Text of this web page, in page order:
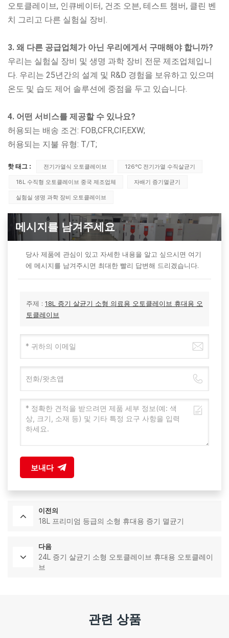
오토클레이브, 인큐베이터, 건조 오븐, 테스트 챔버, 클린 벤
치 그리고 다른 실험실 장비.
3. 왜 다른 공급업체가 아닌 우리에게서 구매해야 합니까?
우리는 실험실 장비 및 생명 과학 장비 전문 제조업체입니
다. 우리는 25년간의 설계 및 R&D 경험을 보유하고 있으며
온도 및 습도 제어 솔루션에 중점을 두고 있습니다.
4. 어떤 서비스를 제공할 수 있나요?
허용되는 배송 조건: FOB,CFR,CIF,EXW;
허용되는 지불 유형: T/T;
핫 태그 : 전기가열식 오토클레이브 126℃ 전기가열 수직살균기
18L 수직형 오토클레이브 중국 제조업체 자배기 증기멸균기
실험실 생명 과학 장비 오토클레이브
메시지를 남겨주세요
당사 제품에 관심이 있고 자세한 내용을 알고 싶으시면 여기
에 메시지를 남겨주시면 최대한 빨리 답변해 드리겠습니다.
주제 : 18L 증기 살균기 소형 의료용 오토클레이브 휴대용 오
토클레이브
보내다
이전의
18L 프리미엄 등급의 소형 휴대용 증기 멸균기
다음
24L 증기 살균기 소형 오토클레이브 휴대용 오토클레이
브
관련 상품